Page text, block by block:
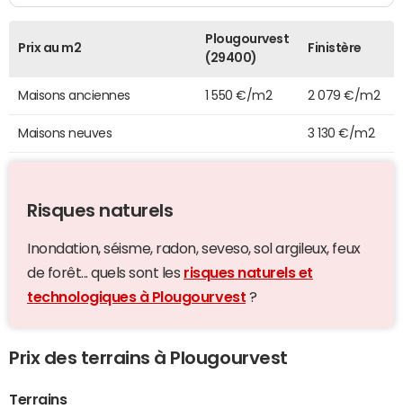
Prix au m2
Plougourvest
(29400)
Finistère
Maisons anciennes 1 550 €/m2 2 079 €/m2
Maisons neuves 3 130 €/m2
Risques naturels
Inondation, séisme, radon, seveso, sol argileux, feux
de forêt... quels sont les risques naturels et
technologiques à Plougourvest ?
Prix des terrains à Plougourvest
Terrains